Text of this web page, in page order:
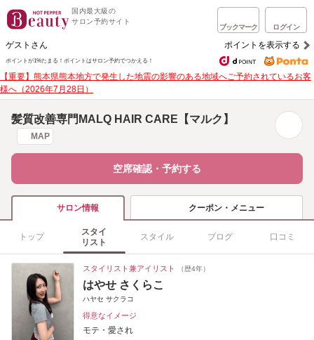
国内最大級の
サロン予約サイト
ブックマーク ログイン
ゲストさん ポイントを表示する
ポイントが1%たまる！ ポイントはサロン予約でつかえる！
【重要】熊本県熊本地方で発生した地震の影響のある地域へご予約されているお客
様へ（2026年7月28日）
髪質改善専門MALQ HAIR CARE【マルク】
MAP
空席確認・予約する
サロン情報 クーポン・メニュー
トップ
スタイ
リスト
スタイル ブログ 口コミ
スタイリスト兼アイリスト （歴4年）
はやせ さくらこ
ハヤセ サクラコ
得意なイメージ
モテ・愛され